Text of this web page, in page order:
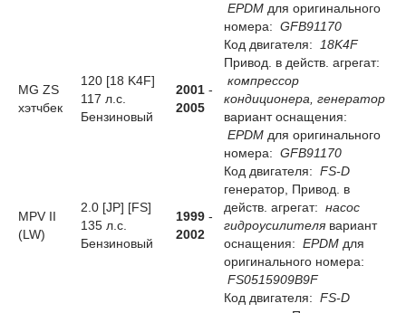
EPDM для оригинального
номера: GFB91170
MG ZS
хэтчбек
120 [18 K4F]
117 л.с.
Бензиновый
2001 -
2005
Код двигателя:
18K4F
Привод. в действ. агрегат:
компрессор
кондиционера, генератор
вариант оснащения:
EPDM для оригинального
номера: GFB91170
MPV II
(LW)
2.0 [JP] [FS]
135 л.с.
Бензиновый
1999 -
2002
Код двигателя: FS-D
генератор, Привод. в
действ. агрегат: насос
гидроусилителя вариант
оснащения: EPDM для
оригинального номера:
FS0515909B9F
Код двигателя: FS-D